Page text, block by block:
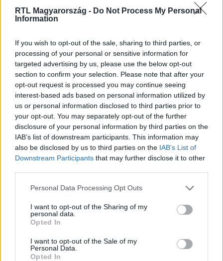
RTL Magyarország - Do Not Process My Personal
Information
If you wish to opt-out of the sale, sharing to third parties, or
processing of your personal or sensitive information for
targeted advertising by us, please use the below opt-out
section to confirm your selection. Please note that after your
opt-out request is processed you may continue seeing
interest-based ads based on personal information utilized by
us or personal information disclosed to third parties prior to
your opt-out. You may separately opt-out of the further
disclosure of your personal information by third parties on the
IAB’s list of downstream participants. This information may
also be disclosed by us to third parties on the IAB’s List of
Downstream Participants that may further disclose it to other
Please note that this website/app uses one or more Google
not limited to your visit or usage behaviour. You may click to
grant or deny consent to Google and its third-party tags to
use your data for below specified purposes in below Google
consent section.
Personal Data Processing Opt Outs
I want to opt-out of the Sharing of my
personal data.
Opted In
I want to opt-out of the Sale of my
Personal Data.
Opted In
Több millió ember megy el ma szavazni Amerikában.
Külföld
2024. március 4. 6:49
Nikki Haley legyőzte Donald Trumpot, de nem
sokra megy vele
Trump egyetlen republikánus kihívója, de gyakorlatilag
semmi esélye nincs a végső győzelemre.